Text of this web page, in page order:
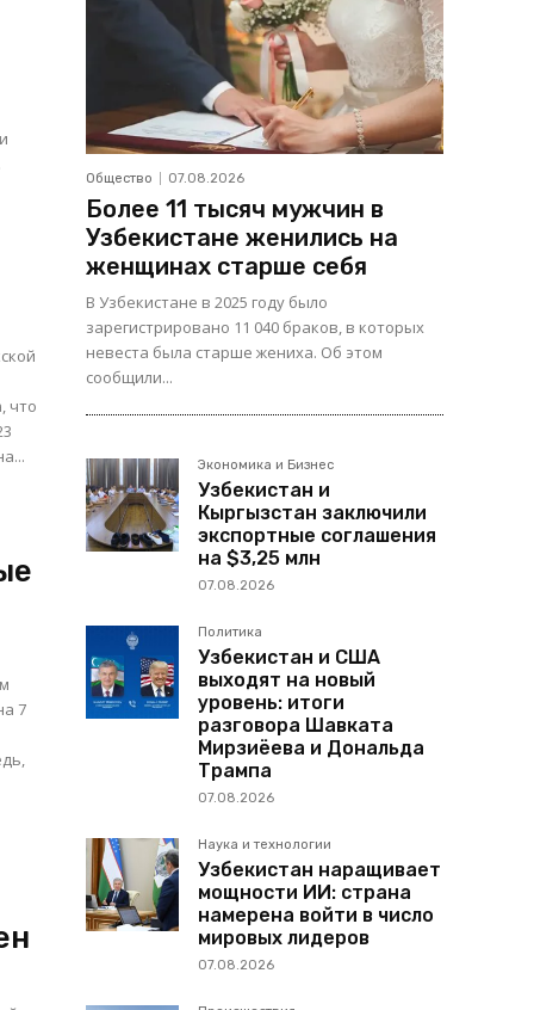
что
7
Общество 07.08.2026
Более 11 тысяч мужчин в
Узбекистане женились на
женщинах старше себя
В Узбекистане в 2025 году было
зарегистрировано 11 040 браков, в которых
невеста была старше жениха. Об этом
сообщили...
Экономика и Бизнес
Узбекистан и
Кыргызстан заключили
экспортные соглашения
на $3,25 млн
07.08.2026
Политика
Узбекистан и США
выходят на новый
уровень: итоги
разговора Шавката
Мирзиёева и Дональда
Трампа
07.08.2026
Наука и технологии
Узбекистан наращивает
мощности ИИ: страна
намерена войти в число
мировых лидеров
07.08.2026